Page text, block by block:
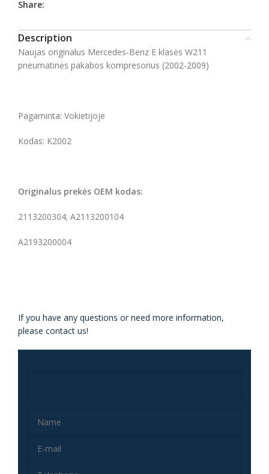
Share:
Description
Naujas originalus Mercedes-Benz E klasės W211
pneumatinės pakabos kompresorius (2002-2009)
Pagaminta: Vokietijoje
Kodas: K2002
Originalus prekės OEM kodas:
2113200304; A2113200104
A2193200004
If you have any questions or need more information,
please contact us!